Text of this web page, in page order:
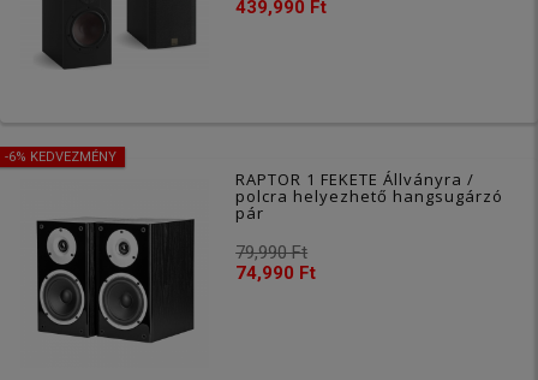
439,990 Ft
-6% KEDVEZMÉNY
RAPTOR 1 FEKETE Állványra /
polcra helyezhető hangsugárzó
pár
79,990 Ft
74,990 Ft